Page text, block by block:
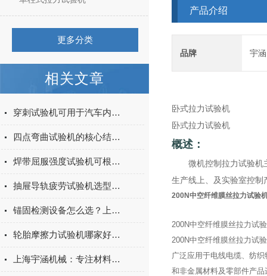
更多分类
相关文章
穿刺试验机可用于汽车内饰表皮、防撞缓冲材料得性能测试
四点弯曲试验机的核心结构与工作原理特点
焊带屈服强度试验机可根据不同标准和试验需求调整试验条件
抽屉导轨疲劳试验机选型指南：如何量化评估家具五金的耐用性
锚固检测设备怎么选？上海宇涵膨胀螺丝拉拔试验机品牌评测
轮胎摩擦力试验机哪家好？上海宇涵试验机综合评测
上海宇涵机械：专注材料力学检测，电池片拉力试验机助力光伏品质管控
产品介绍
品牌 宇涵
卧式拉力试验机
卧式拉力试验机
概述：
微机控制拉力试验机主
生产线上、及实验室控制
200N中空纤维膜丝拉力试验
200N中空纤维膜丝拉力试
200N中空纤维膜丝拉力试
广泛应用于电线电缆、纺
和非金属材料及零部件产